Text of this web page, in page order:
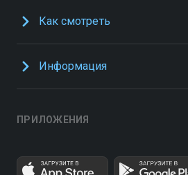
Как смотреть
Информация
ПРИЛОЖЕНИЯ